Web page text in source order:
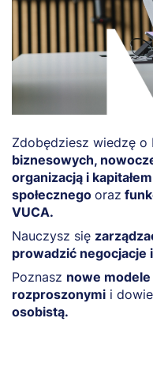
Zdobędziesz wiedzę
biznesowych,
organizacją i
społecznego oraz
VUCA.
Nauczysz się
prowadzić negocjacje
Poznasz nowe modele
rozproszonymi i
osobistą.